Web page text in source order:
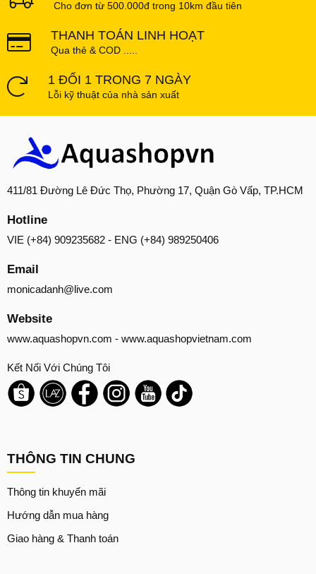
Cho đơn từ 500.000đ trong 10km đầu tiên
THANH TOÁN LINH HOẠT
Qua thẻ & COD .....
1 ĐỔI 1 TRONG 7 NGÀY
Lỗi kỹ thuật của nhà sản xuất
411/81 Đường Lê Đức Thọ, Phường 17, Quận Gò Vấp, TP.HCM
Hotline
VIE (+84) 909235682 - ENG (+84) 989250406
Email
monicadanh@live.com
Website
www.aquashopvn.com - www.aquashopvietnam.com
Kết Nối Với Chúng Tôi
THÔNG TIN CHUNG
Thông tin khuyến mãi
Hướng dẫn mua hàng
Giao hàng & Thanh toán